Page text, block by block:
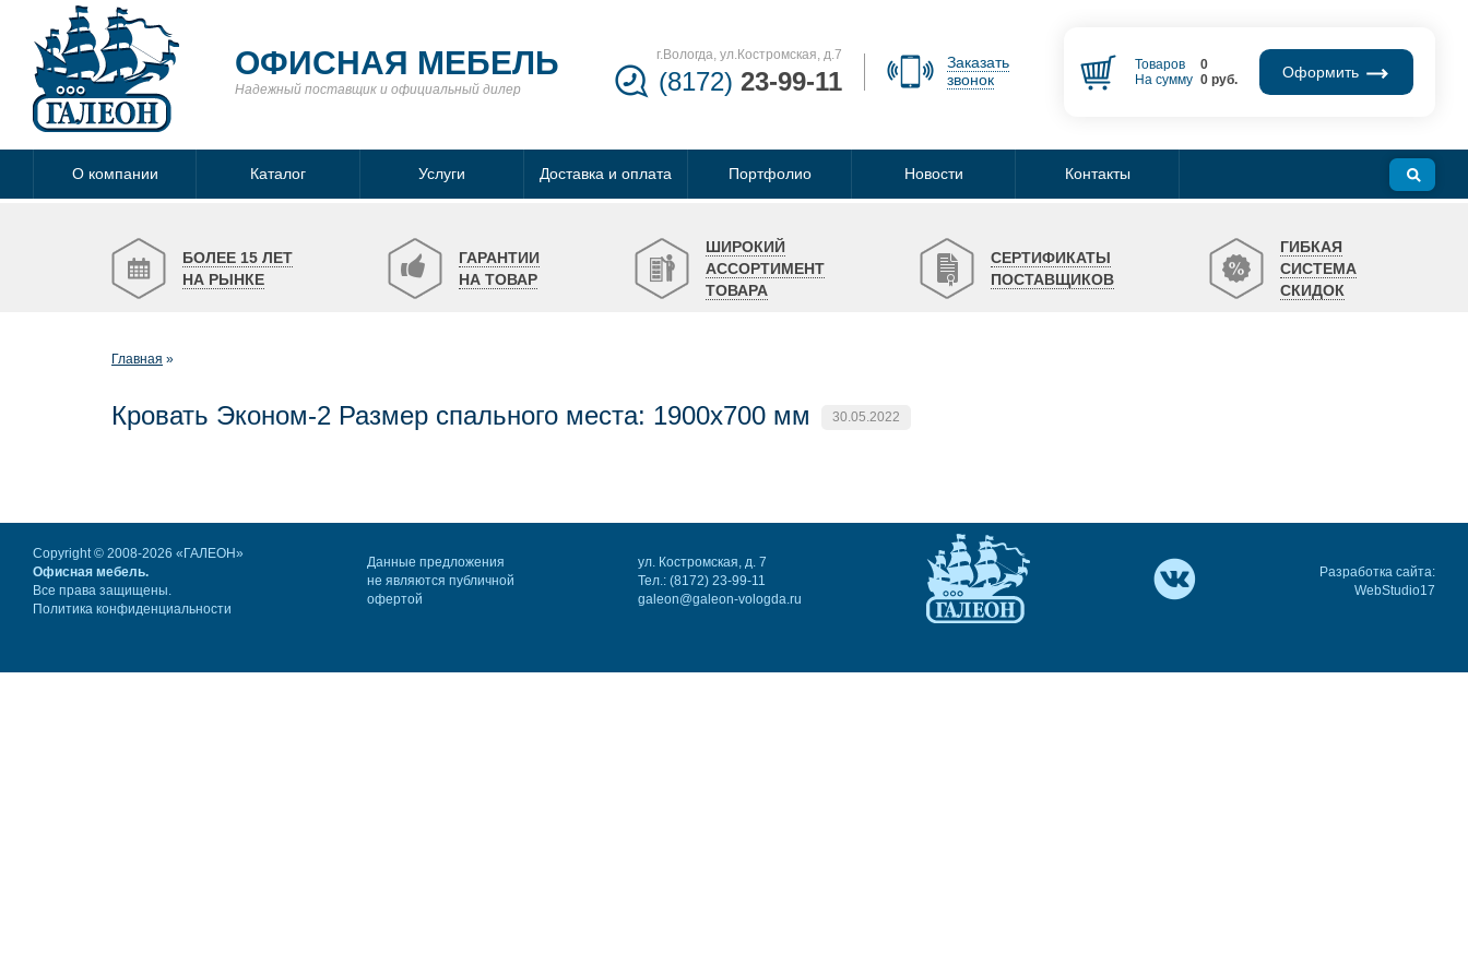
ОФИСНАЯ МЕБЕЛЬ
Надежный поставщик и официальный дилер
г.Вологда, ул.Костромская, д.7
(8172) 23-99-11
Заказать
звонок
Товаров
0
На сумму 0руб. Оформить
О компании Каталог Услуги Доставка и оплата Портфолио Новости Контакты
БОЛЕЕ 15 ЛЕТ
НА РЫНКЕ
ГАРАНТИИ
НА ТОВАР
ШИРОКИЙ
АССОРТИМЕНТ
ТОВАРА
СЕРТИФИКАТЫ
ПОСТАВЩИКОВ
ГИБКАЯ
СИСТЕМА
СКИДОК
Главная
Кровать Эконом-2 Размер спального места: 1900х700 мм 30.05.2022
Copyright © 2008-2026 «ГАЛЕОН»
Офисная мебель.
Все права защищены.
Политика конфиденциальности
Данные предложения
не являются публичной
офертой
ул. Костромская, д. 7
Тел.: (8172) 23-99-11
galeon@galeon-vologda.ru
Разработка сайта:
WebStudio17